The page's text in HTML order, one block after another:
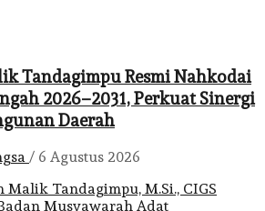
Tandagimpu Resmi Nahkodai
2026–2031, Perkuat Sinergi
Daerah
/ 6 Agustus 2026